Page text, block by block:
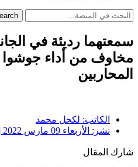
سمعتهما رديئة في
مخاوف من أداء جوشوا
المحاربين
الكاتب: لكحل محمد
نشر: الأربعاء 09 مارس 2022 [17:33 مساءً] بتوقيت الجزائر
شارك المقال